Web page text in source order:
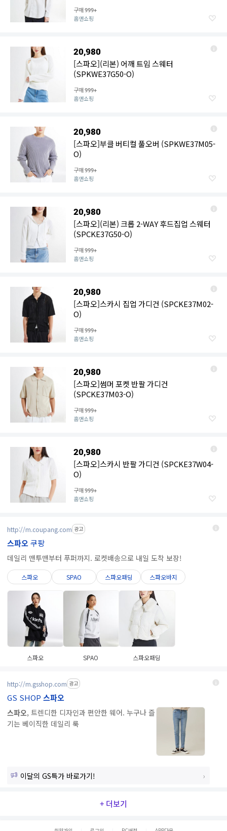
구매999+
홈앤쇼핑
20,980
[스파오](리본) 어깨 트임 스웨터
(SPKWE37G50-O)
구매999+
홈앤쇼핑
20,980
[스파오]부클 버티컬 풀오버 (SPKWE37M05-
O)
구매999+
홈앤쇼핑
20,980
[스파오](리본) 크롭 2-WAY 후드집업 스웨터
(SPCKE37G50-O)
구매999+
홈앤쇼핑
20,980
[스파오]스카시 집업 가디건 (SPCKE37M02-
O)
구매999+
홈앤쇼핑
20,980
[스파오]썸머 포켓 반팔 가디건
(SPCKE37M03-O)
구매999+
홈앤쇼핑
20,980
[스파오]스카시 반팔 가디건 (SPCKE37W04-
O)
구매999+
홈앤쇼핑
http://m.coupang.com 광고
스파오쿠팡
데일리 맨투맨부터 푸퍼까지. 로켓배송으로 내일 도착 보장!
스파오 SPAO 스파오패딩 스파오바지
스파오 SPAO 스파오패딩
http://m.gsshop.com 광고
GS SHOP 스파오
스파오, 트렌디한 디자인과 편안한 웨어. 누구나 즐
기는 베이직한 데일리 룩
이달의 GS특가 바로가기!
+ 더보기